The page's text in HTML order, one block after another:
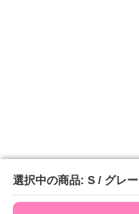
選択中の商品: S / グレー
選択中の商品: S / グレー